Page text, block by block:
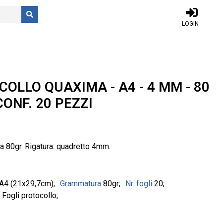
LOGIN
QUAXIMA - A4 - 4 MM - 80
20 PEZZI
80gr. Rigatura: quadretto 4mm.
(21x29,7cm) Grammatura 80gr Nr. fogli 20
Fogli protocollo